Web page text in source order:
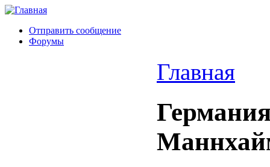
Отправить сообщение
Форумы
Главная